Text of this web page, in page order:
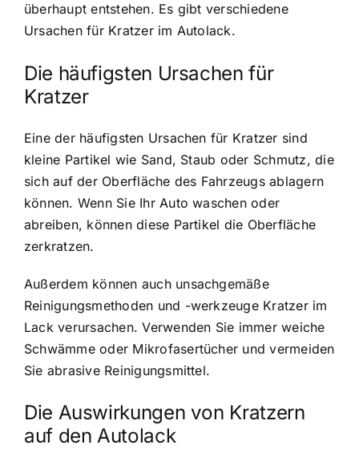
überhaupt entstehen. Es gibt verschiedene
Ursachen für Kratzer im Autolack.
Die häufigsten Ursachen für
Kratzer
Eine der häufigsten Ursachen für Kratzer sind
kleine Partikel wie Sand, Staub oder Schmutz, die
sich auf der Oberfläche des Fahrzeugs ablagern
können. Wenn Sie Ihr Auto waschen oder
abreiben, können diese Partikel die Oberfläche
zerkratzen.
Außerdem können auch unsachgemäße
Reinigungsmethoden und -werkzeuge Kratzer im
Lack verursachen. Verwenden Sie immer weiche
Schwämme oder Mikrofasertücher und vermeiden
Sie abrasive Reinigungsmittel.
Die Auswirkungen von Kratzern
auf den Autolack